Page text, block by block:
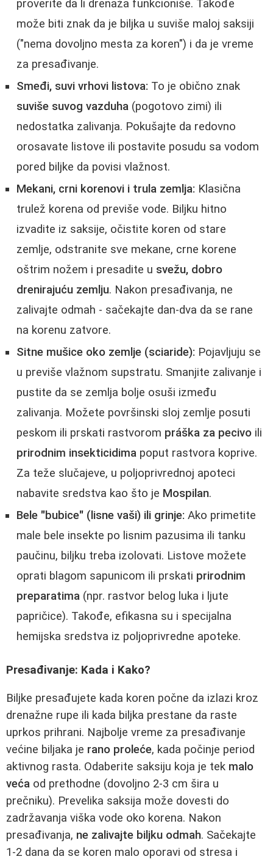
proverite da li drenaža funkcioniše. Takođe
može biti znak da je biljka u suviše maloj saksiji
("nema dovoljno mesta za koren") i da je vreme
za presađivanje.
Smeđi, suvi vrhovi listova: To je obično znak
suviše suvog vazduha (pogotovo zimi) ili
nedostatka zalivanja. Pokušajte da redovno
orosavate listove ili postavite posudu sa vodom
pored biljke da povisi vlažnost.
Mekani, crni korenovi i trula zemlja: Klasična
trulež korena od previše vode. Biljku hitno
izvadite iz saksije, očistite koren od stare
zemlje, odstranite sve mekane, crne korene
oštrim nožem i presadite u svežu, dobro
drenirajuću zemlju. Nakon presađivanja, ne
zalivajte odmah - sačekajte dan-dva da se rane
na korenu zatvore.
Sitne mušice oko zemlje (sciaride): Pojavljuju se
u previše vlažnom supstratu. Smanjite zalivanje i
pustite da se zemlja bolje osuši između
zalivanja. Možete površinski sloj zemlje posuti
peskom ili prskati rastvorom práška za pecivo ili
prirodnim insekticidima poput rastvora koprive.
Za teže slučajeve, u poljoprivrednoj apoteci
nabavite sredstva kao što je Mospilan.
Bele "bubice" (lisne vaši) ili grinje: Ako primetite
male bele insekte po lisnim pazusima ili tanku
paučinu, biljku treba izolovati. Listove možete
oprati blagom sapunicom ili prskati prirodnim
preparatima (npr. rastvor belog luka i ljute
papričice). Takođe, efikasna su i specijalna
hemijska sredstva iz poljoprivredne apoteke.
Presađivanje: Kada i Kako?
Biljke presađujete kada koren počne da izlazi kroz
drenažne rupe ili kada biljka prestane da raste
uprkos prihrani. Najbolje vreme za presađivanje
većine biljaka je rano proleće, kada počinje period
aktivnog rasta. Odaberite saksiju koja je tek malo
veća od prethodne (dovoljno 2-3 cm šira u
prečniku). Prevelika saksija može dovesti do
zadržavanja viška vode oko korena. Nakon
presađivanja, ne zalivajte biljku odmah. Sačekajte
1-2 dana da se koren malo oporavi od stresa i